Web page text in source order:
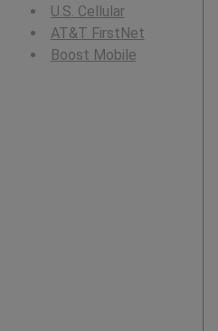
U.S. Cellular
AT&T FirstNet
Boost Mobile